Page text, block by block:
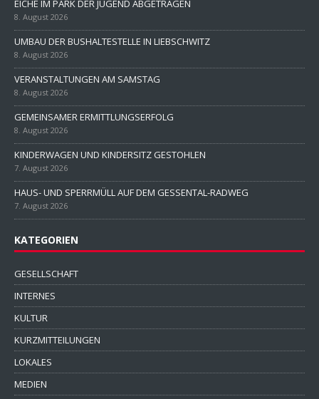
EICHE IM PARK DER JUGEND ABGETRAGEN
8. August 2026
UMBAU DER BUSHALTESTELLE IN LIEBSCHWITZ
8. August 2026
VERANSTALTUNGEN AM SAMSTAG
8. August 2026
GEMEINSAMER ERMITTLUNGSERFOLG
8. August 2026
KINDERWAGEN UND KINDERSITZ GESTOHLEN
7. August 2026
HAUS- UND SPERRMÜLL AUF DEM GESSENTAL-RADWEG
7. August 2026
KATEGORIEN
GESELLSCHAFT
INTERNES
KULTUR
KURZMITTEILUNGEN
LOKALES
MEDIEN